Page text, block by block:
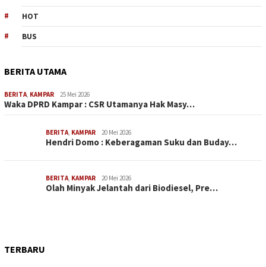
HOT
BUS
BERITA UTAMA
BERITA KAMPAR 25 Mei 2026
Waka DPRD Kampar : CSR Utamanya Hak Masy…
BERITA KAMPAR 20 Mei 2026
Hendri Domo : Keberagaman Suku dan Buday…
BERITA KAMPAR 20 Mei 2026
Olah Minyak Jelantah dari Biodiesel, Pre…
TERBARU